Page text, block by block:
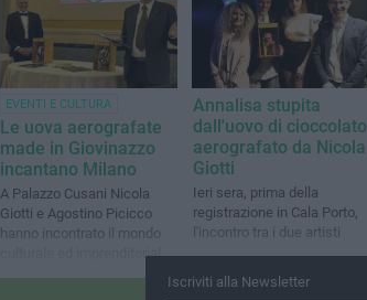
EVENTI E CULTURA
Le uova aerografate
made in Giovinazzo
incantano Milano
A Palazzo Cusani Nicola
Giotti e Agostino Picicco
hanno incontrato il mondo
culturale ed imprenditoriale
Annalisa stupita
dall'uovo di cioccolato
aerografato da Nicola
Giotti
Ieri sera, prima della
registrazione in Cala Porto,
l'incontro tra i due artisti
Iscriviti alla Newsletter